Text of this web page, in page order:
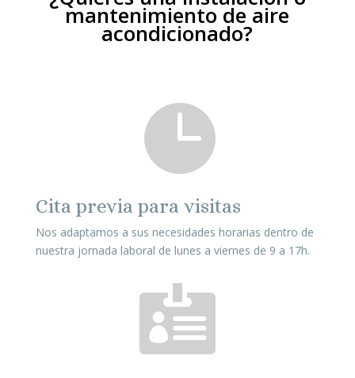
mantenimiento de aire
acondicionado?

Cita previa para visitas
Nos adaptamos a sus necesidades horarias dentro de
nuestra jornada laboral de lunes a viernes de 9 a 17h.
